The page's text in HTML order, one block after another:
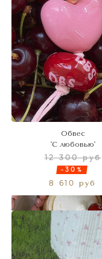
Обвес
'С любовью'
12 300 руб
-30%
8 610 руб